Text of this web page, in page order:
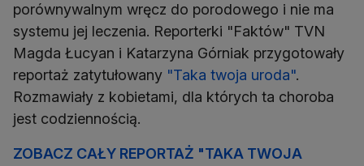
porównywalnym wręcz do porodowego i nie ma
systemu jej leczenia. Reporterki "Faktów" TVN
Magda Łucyan i Katarzyna Górniak przygotowały
reportaż zatytułowany "Taka twoja uroda".
Rozmawiały z kobietami, dla których ta choroba
jest codziennością.
ZOBACZ CAŁY REPORTAŻ "TAKA TWOJA